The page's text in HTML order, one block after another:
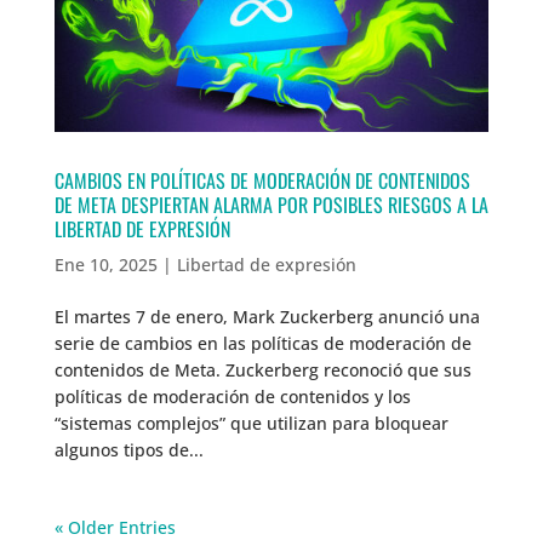
CAMBIOS EN POLÍTICAS DE MODERACIÓN DE CONTENIDOS
DE META DESPIERTAN ALARMA POR POSIBLES RIESGOS A LA
LIBERTAD DE EXPRESIÓN
Ene 10, 2025| Libertad de expresión
El martes 7 de enero, Mark Zuckerberg anunció una
serie de cambios en las políticas de moderación de
contenidos de Meta. Zuckerberg reconoció que sus
políticas de moderación de contenidos y los
“sistemas complejos” que utilizan para bloquear
algunos tipos de...
« Older Entries